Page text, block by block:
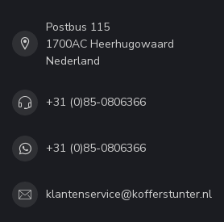
Postbus 115
1700AC Heerhugowaard
Nederland
+31 (0)85-0806366
+31 (0)85-0806366
klantenservice@kofferstunter.nl